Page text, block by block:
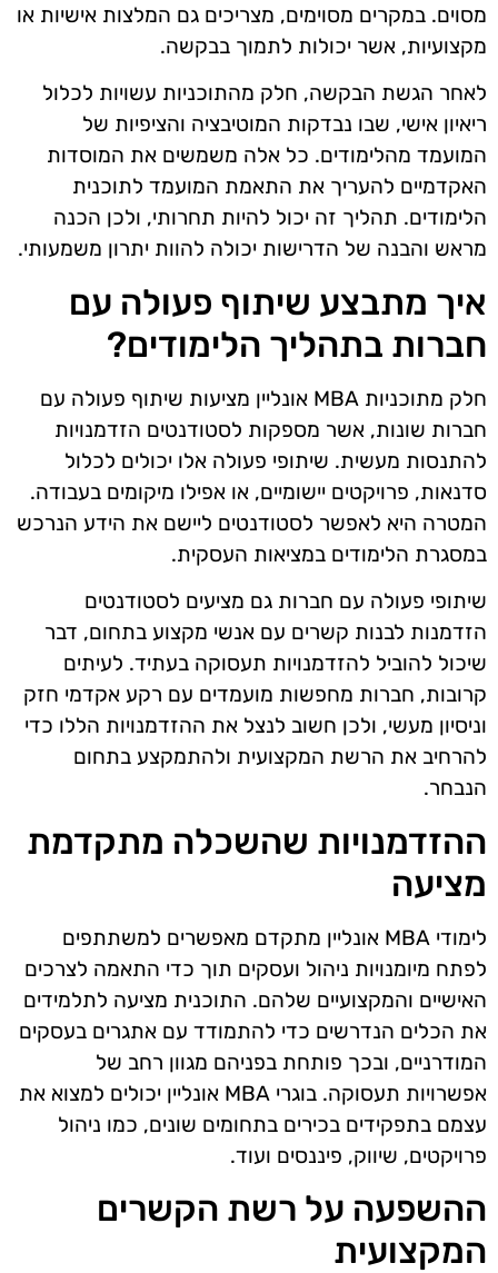
מסוים. במקרים מסוימים, מצריכים גם המלצות אישיות או
מקצועיות, אשר יכולות לתמוך בבקשה.
לאחר הגשת הבקשה, חלק מהתוכניות עשויות לכלול
ריאיון אישי, שבו נבדקות המוטיבציה והציפיות של
המועמד מהלימודים. כל אלה משמשים את המוסדות
האקדמיים להעריך את התאמת המועמד לתוכנית
הלימודים. תהליך זה יכול להיות תחרותי, ולכן הכנה
מראש והבנה של הדרישות יכולה להוות יתרון משמעותי.
איך מתבצע שיתוף פעולה עם
חברות בתהליך הלימודים?
חלק מתוכניות MBA אונליין מציעות שיתוף פעולה עם
חברות שונות, אשר מספקות לסטודנטים הזדמנויות
להתנסות מעשית. שיתופי פעולה אלו יכולים לכלול
סדנאות, פרויקטים יישומיים, או אפילו מיקומים בעבודה.
המטרה היא לאפשר לסטודנטים ליישם את הידע הנרכש
במסגרת הלימודים במציאות העסקית.
שיתופי פעולה עם חברות גם מציעים לסטודנטים
הזדמנות לבנות קשרים עם אנשי מקצוע בתחום, דבר
שיכול להוביל להזדמנויות תעסוקה בעתיד. לעיתים
קרובות, חברות מחפשות מועמדים עם רקע אקדמי חזק
וניסיון מעשי, ולכן חשוב לנצל את ההזדמנויות הללו כדי
להרחיב את הרשת המקצועית ולהתמקצע בתחום
הנבחר.
ההזדמנויות שהשכלה מתקדמת
מציעה
לימודי MBA אונליין מתקדם מאפשרים למשתתפים
לפתח מיומנויות ניהול ועסקים תוך כדי התאמה לצרכים
האישיים והמקצועיים שלהם. התוכנית מציעה לתלמידים
את הכלים הנדרשים כדי להתמודד עם אתגרים בעסקים
המודרניים, ובכך פותחת בפניהם מגוון רחב של
אפשרויות תעסוקה. בוגרי MBA אונליין יכולים למצוא את
עצמם בתפקידים בכירים בתחומים שונים, כמו ניהול
פרויקטים, שיווק, פיננסים ועוד.
ההשפעה על רשת הקשרים
המקצועית